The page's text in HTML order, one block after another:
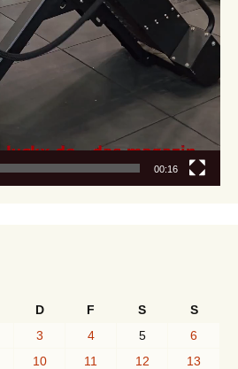
00:16
D F S
S
3 4 5
6
10 11 12
13